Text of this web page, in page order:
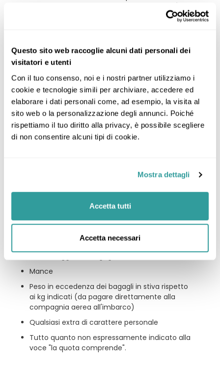
Questo sito web raccoglie alcuni dati personali dei
visitatori e utenti
Con il tuo consenso, noi e i nostri partner utilizziamo i
cookie e tecnologie simili per archiviare, accedere ed
elaborare i dati personali come, ad esempio, la visita al
sito web o la personalizzazione degli annunci. Poiché
rispettiamo il tuo diritto alla privacy, è possibile scegliere
di non consentire alcuni tipi di cookie.
Mostra dettagli
Accetta tutti
Accetta necessari
Bologna € 278; part. 02/08 Milano € 333,
Venezia € 314, Roma € 322 - importi soggetti
ad aumento fino all’emissione dei biglietti
Quota d’iscrizione (€ 79 a persona)
Escluso
La quota non comprende:
Pranzi e pasti non menzionati in programma o
Mance
Peso in eccedenza dei bagagli in stiva rispetto
ai kg indicati (da pagare direttamente alla
compagnia aerea all'imbarco)
Qualsiasi extra di carattere personale
Tutto quanto non espressamente indicato alla
voce "la quota comprende".